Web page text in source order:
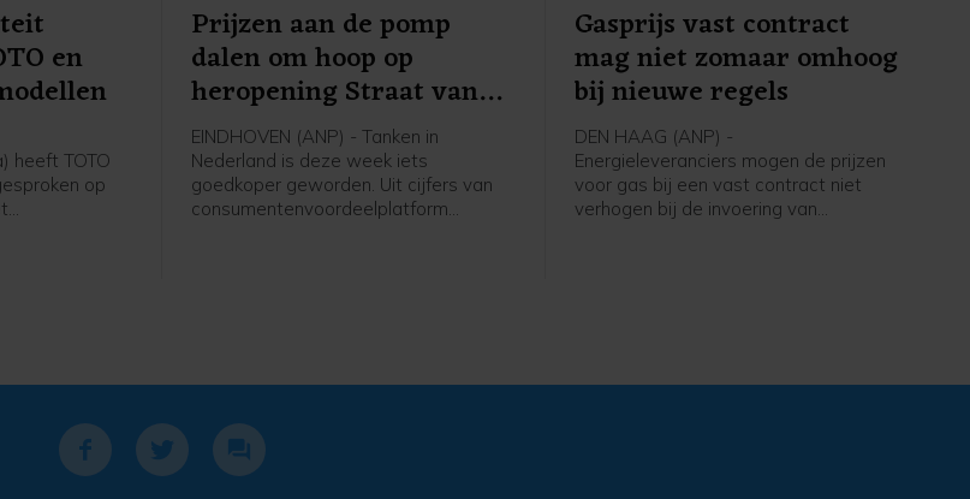
en
heeft TOTO
op
Prijzen aan de pomp
dalen om hoop op
heropening Straat van
Hormuz
EINDHOVEN (ANP) - Tanken in
Nederland is deze week iets
goedkoper geworden. Uit cijfers van
consumentenvoordeelplatform
Gasprijs vast contract
mag niet zomaar omhoog
bij nieuwe regels
DEN HAAG (ANP) -
Energieleveranciers mogen de prijzen
voor gas bij een vast contract niet
verhogen bij de invoering van